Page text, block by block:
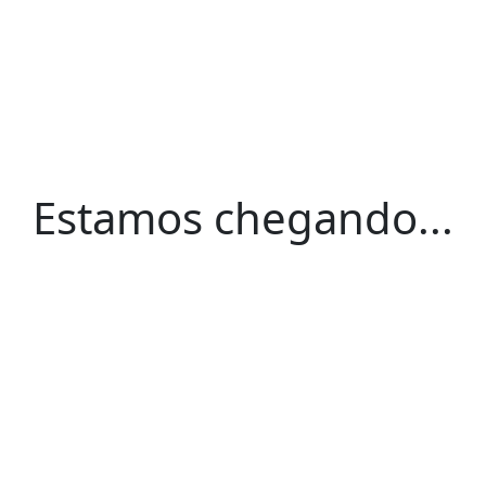
Estamos chegando...